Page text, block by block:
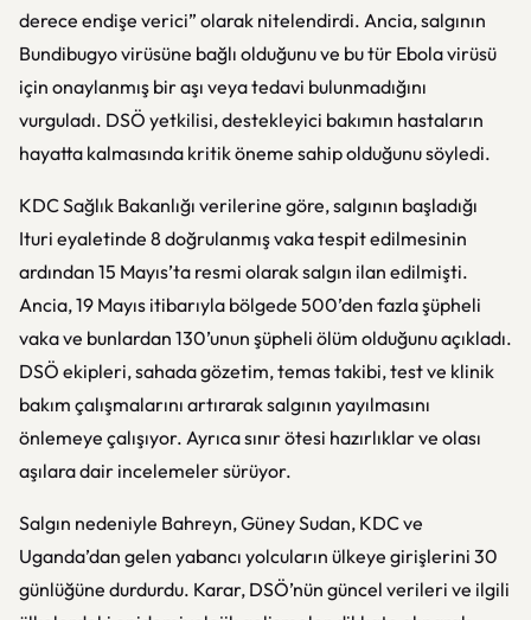
derece endişe verici” olarak nitelendirdi. Ancia, salgının
Bundibugyo virüsüne bağlı olduğunu ve bu tür Ebola virüsü
için onaylanmış bir aşı veya tedavi bulunmadığını
vurguladı. DSÖ yetkilisi, destekleyici bakımın hastaların
hayatta kalmasında kritik öneme sahip olduğunu söyledi.
KDC Sağlık Bakanlığı verilerine göre, salgının başladığı
Ituri eyaletinde 8 doğrulanmış vaka tespit edilmesinin
ardından 15 Mayıs’ta resmi olarak salgın ilan edilmişti.
Ancia, 19 Mayıs itibarıyla bölgede 500’den fazla şüpheli
vaka ve bunlardan 130’unun şüpheli ölüm olduğunu açıkladı.
DSÖ ekipleri, sahada gözetim, temas takibi, test ve klinik
bakım çalışmalarını artırarak salgının yayılmasını
önlemeye çalışıyor. Ayrıca sınır ötesi hazırlıklar ve olası
aşılara dair incelemeler sürüyor.
Salgın nedeniyle Bahreyn, Güney Sudan, KDC ve
Uganda’dan gelen yabancı yolcuların ülkeye girişlerini 30
günlüğüne durdurdu. Karar, DSÖ’nün güncel verileri ve ilgili